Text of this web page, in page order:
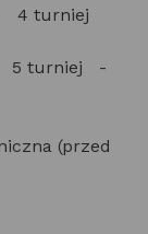
4 turniej
- 5 turniej -
(przed